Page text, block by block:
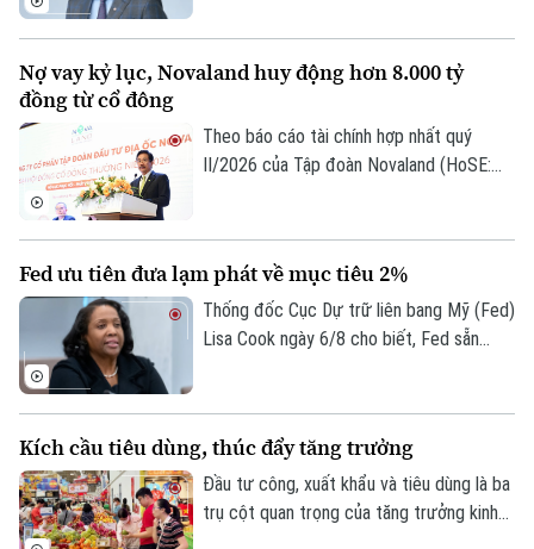
Xã hội
An ninh trật tự
Công nghệ
Khoảnh khắc Hà Nội
Ẩm thực
Tin tức
Quân sự
Hồ sơ
Người Việt 4 phương
Tin tức
Cafe sáng
Tài chính Ngân hàng
Doanh nghiệp
Nhà đất
Tin tức
Đất đai
Kinh nghiệm
Tàu và Xe
Tàu
Xe máy
Thị trường
Đánh giá
Tin tức
Tuyển sinh
Văn hóa
Tin tức
Làng nghề
Di tích
Sức khỏe
Y tế
Dinh dưỡng
Thể thao
Bóng đá
Giải trí
Nợ vay kỷ lục, Novaland huy động hơn 8.000 tỷ
đồng từ cổ đông
Theo báo cáo tài chính hợp nhất quý
II/2026 của Tập đoàn Novaland (HoSE:
động hơn 8.006 tỷ đồng, Novaland sẽ ưu
tiên 5.953 tỷ đồng để thanh toán các
khoản nợ, nghĩa vụ tài chính và các khoản
Fed ưu tiên đưa lạm phát về mục tiêu 2%
Thống đốc Cục Dự trữ liên bang Mỹ (Fed)
Lisa Cook ngày 6/8 cho biết, Fed sẵn
tiêu 2%.
Kích cầu tiêu dùng, thúc đẩy tăng trưởng
Đầu tư công, xuất khẩu và tiêu dùng là ba
trụ cột quan trọng của tăng trưởng kinh